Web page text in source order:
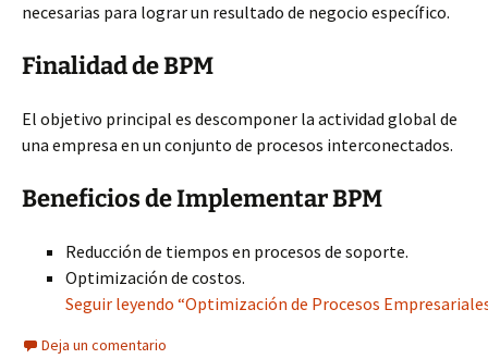
necesarias para lograr un resultado de negocio específico.
Finalidad de BPM
El objetivo principal es descomponer la actividad global de
una empresa en un conjunto de procesos interconectados.
Beneficios de Implementar BPM
Reducción de tiempos en procesos de soporte.
Optimización de costos.
Seguir leyendo “Optimización de Procesos
Deja un comentario